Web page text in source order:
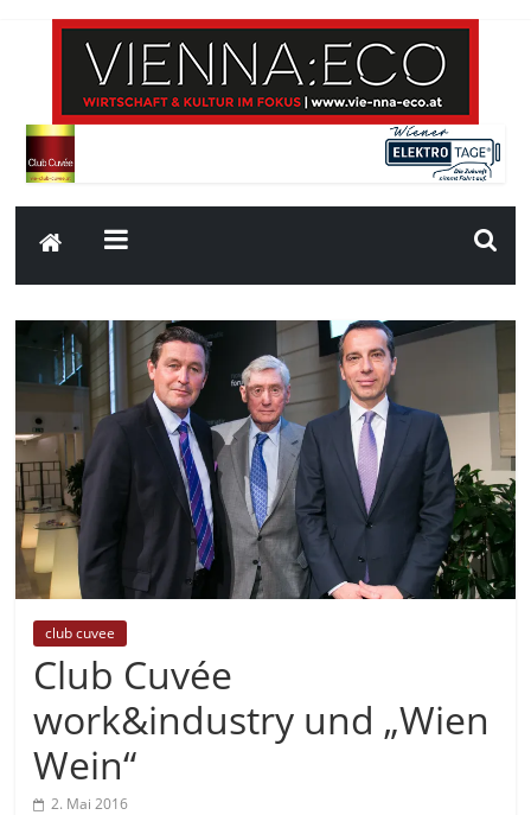
club cuvee
Club Cuvée
work&industry und „Wien
Wein“
2. Mai 2016